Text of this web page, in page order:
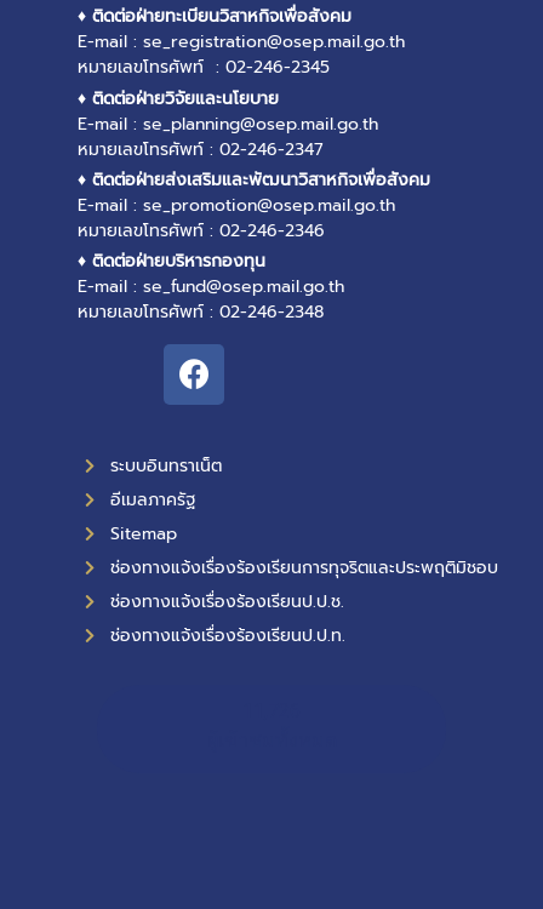
♦ ติดต่อฝ่ายทะเบียนวิสาหกิจเพื่อสังคม
E-mail : se_registration@osep.mail.go.th
หมายเลขโทรศัพท์ : 02-246-2345
♦ ติดต่อฝ่ายวิจัยและนโยบาย
E-mail : se_planning@osep.mail.go.th
หมายเลขโทรศัพท์ : 02-246-2347
♦ ติดต่อฝ่ายส่งเสริมและพัฒนาวิสาหกิจเพื่อสังคม
E-mail : se_promotion@osep.mail.go.th
หมายเลขโทรศัพท์ : 02-246-2346
♦ ติดต่อฝ่ายบริหารกองทุน
E-mail : se_fund@osep.mail.go.th
หมายเลขโทรศัพท์ : 02-246-2348
ระบบอินทราเน็ต
อีเมลภาครัฐ
Sitemap
ช่องทางแจ้งเรื่องร้องเรียนการทุจริตและประพฤติมิชอบ
ช่องทางแจ้งเรื่องร้องเรียนป.ป.ช.
ช่องทางแจ้งเรื่องร้องเรียนป.ป.ท.